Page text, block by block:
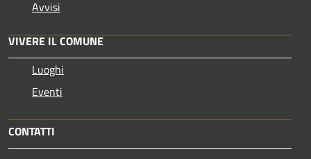
Avvisi
VIVERE IL COMUNE
Luoghi
Eventi
CONTATTI